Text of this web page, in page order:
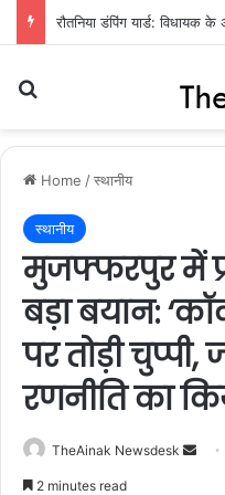
Home /स्थानीय
स्थानीय
मुजफ्फरपुर में
बड़ा बयान:
पर तोड़ी
रणनीति का
TheAinak Newsdesk
2 minutes read